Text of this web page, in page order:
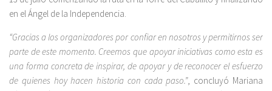
en el Ángel de la Independencia.
“Gracias a los organizadores por confiar en nosotros y permitirnos ser
parte de este momento. Creemos que apoyar iniciativas como esta es
una forma concreta de inspirar, de apoyar y de reconocer el esfuerzo
de quienes hoy hacen historia con cada paso.”, concluyó Mariana